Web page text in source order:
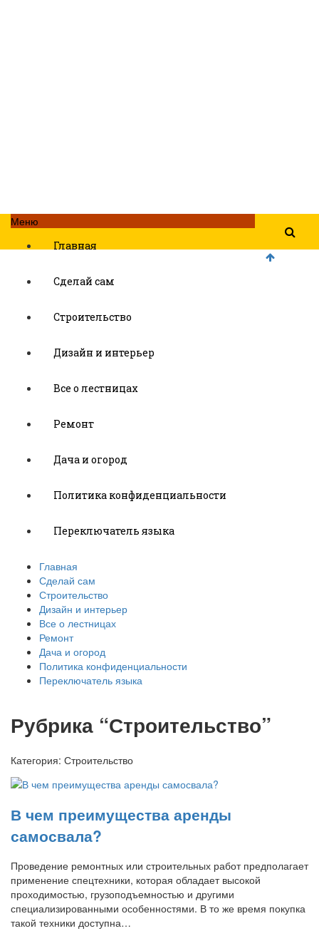
Меню
Главная
Сделай сам
Строительство
Дизайн и интерьер
Все о лестницах
Ремонт
Дача и огород
Политика конфиденциальности
Переключатель языка
Главная
Сделай сам
Строительство
Дизайн и интерьер
Все о лестницах
Ремонт
Дача и огород
Политика конфиденциальности
Переключатель языка
Рубрика “Строительство”
Категория: Строительство
В чем преимущества аренды
самосвала?
Проведение ремонтных или строительных работ предполагает
применение спецтехники, которая обладает высокой
проходимостью, грузоподъемностью и другими
специализированными особенностями. В то же время покупка
такой техники доступна…